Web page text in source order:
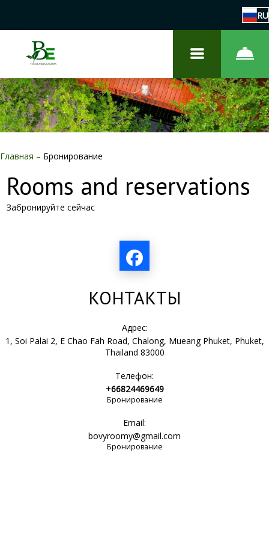
RU
Главная – Бронирование
Rooms and reservations
Забронируйте сейчас
КОНТАКТЫ
Адрес:
1, Soi Palai 2, E Chao Fah Road, Chalong, Mueang Phuket, Phuket,
Thailand 83000
Телефон:
+66824469649
Бронирование
Email:
bovyroomy@gmail.com
Бронирование